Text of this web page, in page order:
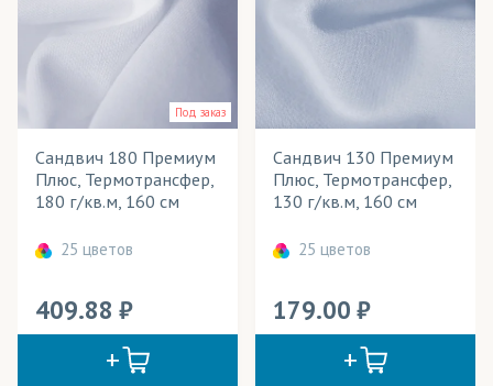
Под заказ
Сандвич 180 Премиум
Плюс, Термотрансфер,
180 г/кв.м, 160 см
25 цветов
409.88
Сандвич 130 Премиум
Плюс, Термотрансфер,
130 г/кв.м, 160 см
25 цветов
179.00